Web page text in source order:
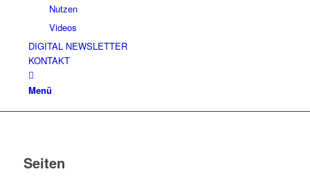
Nutzen
Videos
DIGITAL NEWSLETTER
KONTAKT
Menü
Seiten